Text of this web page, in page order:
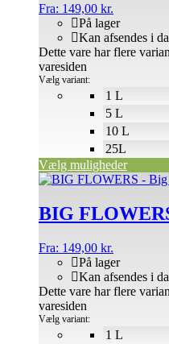
Fra: 149,00 kr.
På lager
Kan afsendes i
Vælg variant:
Vælg muligheder
Dette vare har flere
varesiden
1 L
5 L
10 L
25L
BIG
Fra: 149,00 kr.
På lager
Kan afsendes i
Vælg variant:
Dette vare har flere
varesiden
1 L